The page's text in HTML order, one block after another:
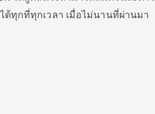
ได้ทุกที่ทุกเวลา เมื่อไม่นานที่ผ่านมา